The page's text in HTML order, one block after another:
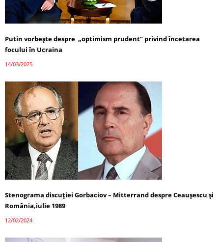
Putin vorbește despre „optimism prudent” privind încetarea
focului în Ucraina
14/03/2025
Stenograma discuției Gorbaciov – Mitterrand despre Ceaușescu și
România,iulie 1989
12/02/2024